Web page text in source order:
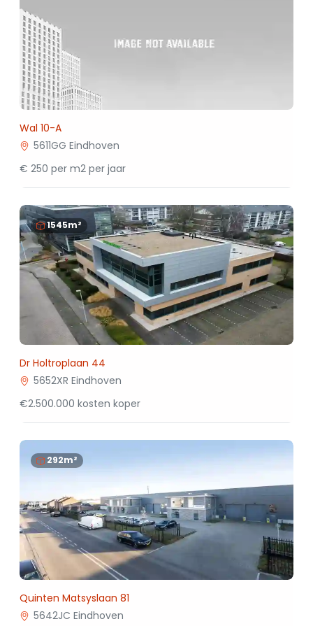
Wal 10-A
5611GG Eindhoven
€ 250 per m2 per jaar
1545m²
Dr Holtroplaan 44
5652XR Eindhoven
€2.500.000 kosten koper
292m²
Quinten Matsyslaan 81
5642JC Eindhoven